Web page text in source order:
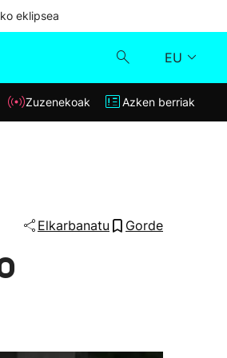
eklipsea
EU
Klisk
Zuzenekoak Azken berriak
Elkarbanatu Gorde